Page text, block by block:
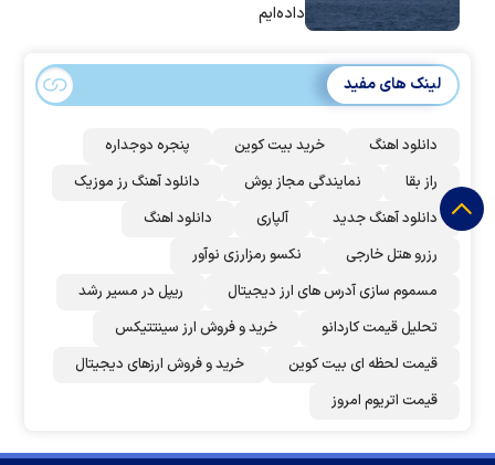
داده‌ایم
لینک های مفید
دانلود اهنگ خرید بیت کوین
پنجره دوجداره
راز بقا
نمایندگی مجاز بوش
دانلود آهنگ رز‌ موزیک
دانلود آهنگ جدید
آلپاری
دانلود اهنگ
رزرو هتل خارجی
نکسو رمزارزی نوآور
مسموم سازی آدرس های ارز دیجیتال
ریپل در مسیر رشد
تحلیل قیمت کاردانو
خرید و فروش ارز سینتتیکس
قیمت لحظه ای بیت کوین
خرید و فروش ارزهای دیجیتال
قیمت اتریوم امروز